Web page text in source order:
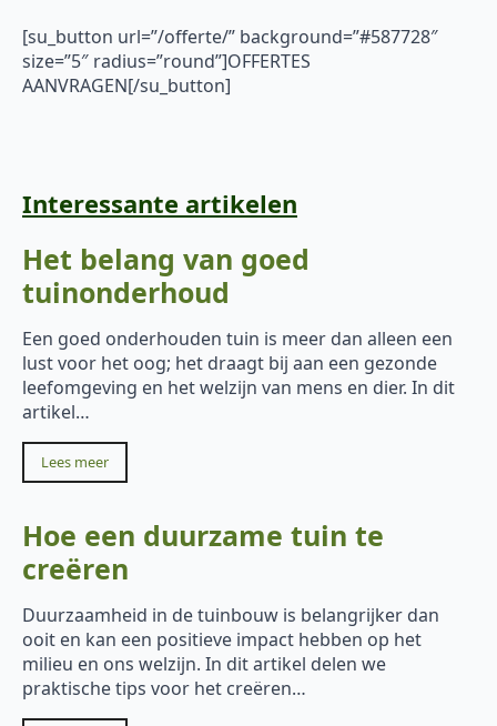
[su_button url=”/offerte/” background=”#587728″
size=”5″ radius=”round”]OFFERTES
AANVRAGEN[/su_button]
Interessante artikelen
Het belang van goed
tuinonderhoud
Een goed onderhouden tuin is meer dan alleen een
lust voor het oog; het draagt bij aan een gezonde
leefomgeving en het welzijn van mens en dier. In dit
artikel…
Lees meer
Hoe een duurzame tuin te
creëren
Duurzaamheid in de tuinbouw is belangrijker dan
ooit en kan een positieve impact hebben op het
milieu en ons welzijn. In dit artikel delen we
praktische tips voor het creëren…